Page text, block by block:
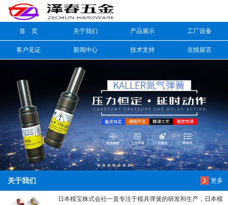
首 页 关于我们 产品展示 工厂设备
客户见证 新闻中心 技术支持 在线留言
更多
关于我们
日本模宝株式会社一直专注于模具弹簧的研发和生产，日本模
信息搜索
搜索